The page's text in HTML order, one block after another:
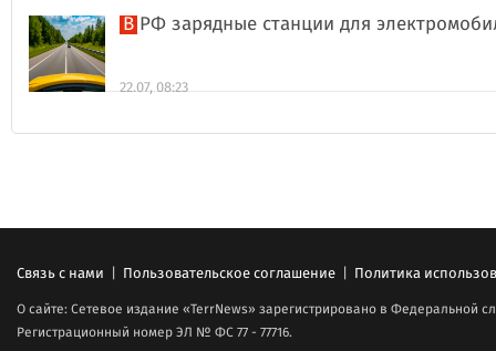
В РФ зарядные станции для
22.07, 08:23
Связь с нами | Пользовательское соглашение | Политика
О сайте: Сетевое издание «TerrNews» зарегистрировано в Федеральной
Регистрационный номер ЭЛ № ФС 77 - 77716.